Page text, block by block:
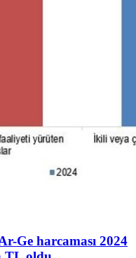
Ge harcaması 2024